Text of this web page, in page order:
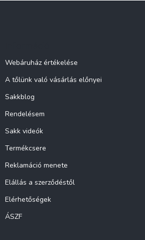
Webáruház értékelése
A tőlünk való vásárlás előnyei
Sakkblog
Rendelésem
Sakk videók
Termékcsere
Reklamáció menete
Elállás a szerződéstől
Elérhetőségek
ÁSZF